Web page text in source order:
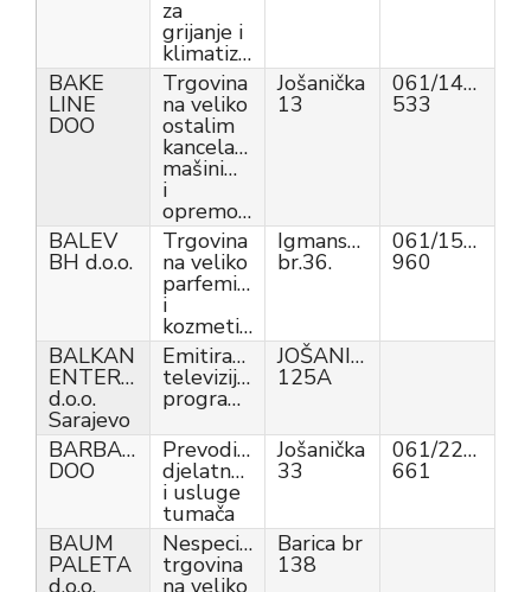
za
grijanje i
klimatizaciju
BAKE
LINE
DOO
Trgovina
na veliko
ostalim
kancelarijskim
mašinima
i
opremom
Jošanička
13
061/147-
533
BALEV
BH d.o.o.
Trgovina
na veliko
parfemima
i
kozmetikom
Igmanska
br.36.
061/153-
960
BALKAN
ENTERTAINMENT
d.o.o.
Sarajevo
Emitiranje
televizijskog
programa
JOŠANIČKA
125A
BARBADOS
DOO
Prevodilačke
djelatnosti
i usluge
tumača
Jošanička
33
061/229-
661
BAUM
PALETA
Nespecijalizirana
trgovina
Barica br
138